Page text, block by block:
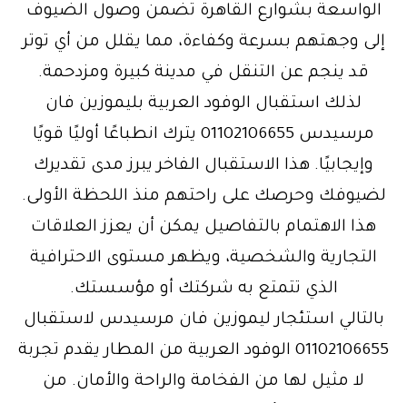
الواسعة بشوارع القاهرة تضمن وصول الضيوف
إلى وجهتهم بسرعة وكفاءة، مما يقلل من أي توتر
قد ينجم عن التنقل في مدينة كبيرة ومزدحمة.
لذلك استقبال الوفود العربية بليموزين فان
مرسيدس 01102106655 يترك انطباعًا أوليًا قويًا
وإيجابيًا. هذا الاستقبال الفاخر يبرز مدى تقديرك
لضيوفك وحرصك على راحتهم منذ اللحظة الأولى.
هذا الاهتمام بالتفاصيل يمكن أن يعزز العلاقات
التجارية والشخصية، ويظهر مستوى الاحترافية
الذي تتمتع به شركتك أو مؤسستك.
بالتالي استئجار ليموزين فان مرسيدس لاستقبال
01102106655 الوفود العربية من المطار يقدم تجربة
لا مثيل لها من الفخامة والراحة والأمان. من